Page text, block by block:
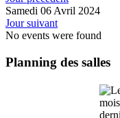
Samedi 06 Avril 2024
Jour suivant
No events were found
Planning des salles